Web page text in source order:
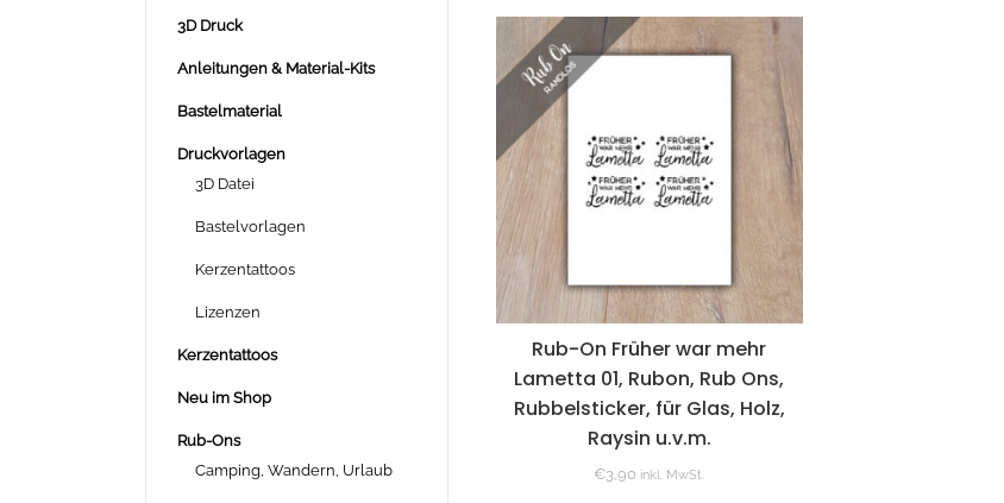
3D Druck
Anleitungen & Material-Kits
Bastelmaterial
Druckvorlagen
3D Datei
Bastelvorlagen
Kerzentattoos
Lizenzen
Kerzentattoos
Neu im Shop
Rub-Ons
Camping, Wandern, Urlaub
Rub-On Früher war mehr
Lametta 01, Rubon, Rub Ons,
Rubbelsticker, für Glas, Holz,
Raysin u.v.m.
€3,90 inkl. MwSt.